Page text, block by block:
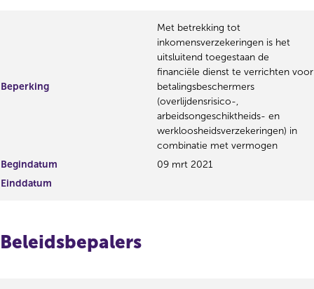
Beperking
Met betrekking tot
inkomensverzekeringen is het
uitsluitend toegestaan de
financiële dienst te verrichten voor
betalingsbeschermers
(overlijdensrisico-,
arbeidsongeschiktheids- en
werkloosheidsverzekeringen) in
combinatie met vermogen
Begindatum
09 mrt 2021
Einddatum
Beleidsbepalers